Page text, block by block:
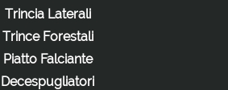
Trincia Laterali
Trince Forestali
Piatto Falciante
Decespugliatori